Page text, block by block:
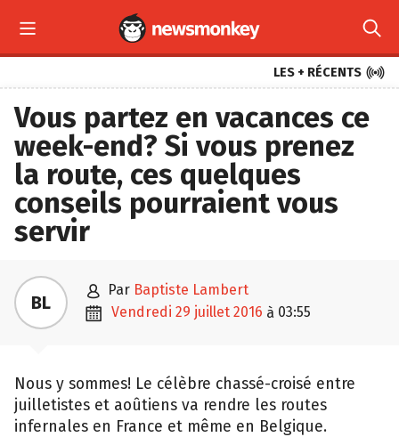
 
LES + RÉCENTS 
Vous partez en vacances ce
week-end? Si vous prenez
la route, ces quelques
conseils pourraient vous
servir
BL  par Baptiste Lambert
 vendredi 29 juillet 2016 à 03:55
Nous y sommes! Le célèbre chassé-croisé entre
juilletistes et aoûtiens va rendre les routes
infernales en France et même en Belgique.